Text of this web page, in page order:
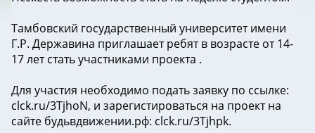
Тамбовский государственный университет имени
Г.Р. Державина приглашает ребят в возрасте от 14-
17 лет стать участниками проекта .
Для участия необходимо подать заявку по ссылке:
clck.ru/3TjhoN, и зарегистироваться на проект на
сайте будьвдвижении.рф: clck.ru/3Tjhpk.